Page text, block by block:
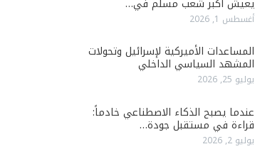
أغسطس 1, 2026
المساعدات الأميركية لإسرائيل وتحولات
المشهد السياسي الداخلي
يوليو 25, 2026
عندما يصبح الذكاء الاصطناعي خادماً:
قراءة في مستقبل جودة…
يوليو 2, 2026